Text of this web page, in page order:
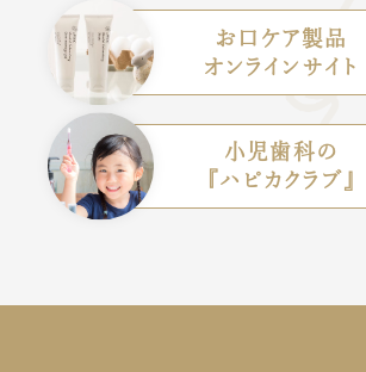
お口ケア製品
オンラインサイト
小児歯科の
『ハピカクラブ』